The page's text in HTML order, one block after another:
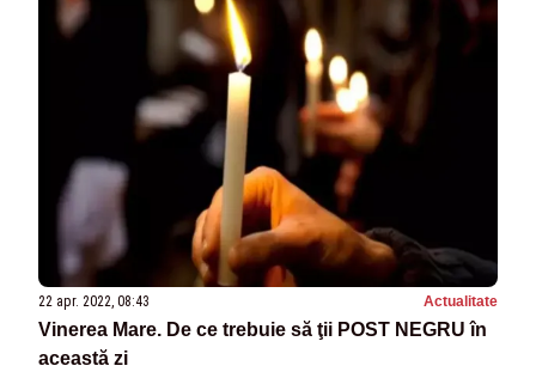
22 apr. 2022, 08:43 Actualitate
Vinerea Mare. De ce trebuie să ţii POST NEGRU în
această zi